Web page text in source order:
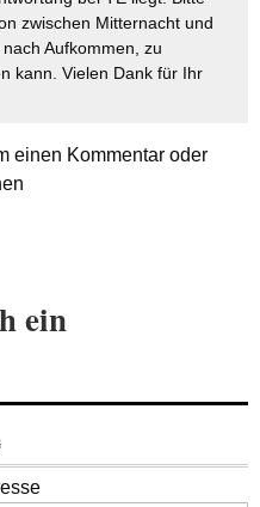
zwischen Mitternacht und
Aufkommen, zu
kann. Vielen Dank für Ihr
einen Kommentar oder
ein